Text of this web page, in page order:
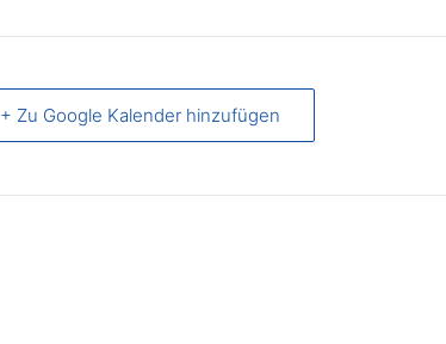
+ Zu Google Kalender hinzufügen